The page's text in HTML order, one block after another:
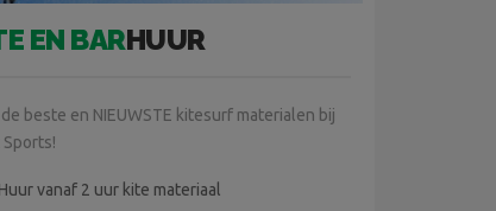
EN BARHUUR
beste en NIEUWSTE kitesurf materialen bij
Huur vanaf 2 uur kite materiaal